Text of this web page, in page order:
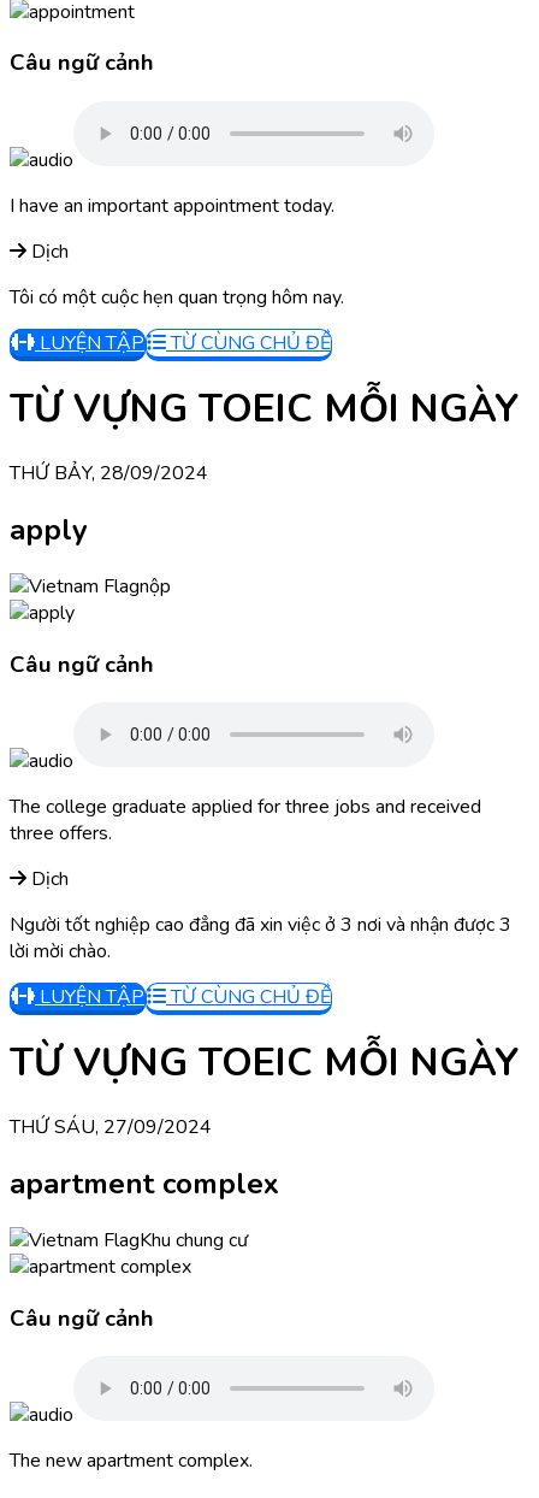
Câu ngữ cảnh
I have an important appointment today.
Dịch
Tôi có một cuộc hẹn quan trọng hôm nay.
LUYỆN TẬP
TỪ CÙNG CHỦ ĐỀ
TỪ VỰNG TOEIC MỖI NGÀY
THỨ BẢY, 28/09/2024
apply
nộp
Câu ngữ cảnh
The college graduate applied for three jobs and received
three offers.
Dịch
Người tốt nghiệp cao đẳng đã xin việc ở 3 nơi và nhận được 3
lời mời chào.
LUYỆN TẬP
TỪ CÙNG CHỦ ĐỀ
TỪ VỰNG TOEIC MỖI NGÀY
THỨ SÁU, 27/09/2024
apartment complex
Khu chung cư
Câu ngữ cảnh
The new apartment complex.